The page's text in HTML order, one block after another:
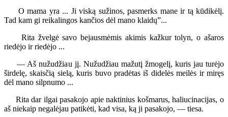
O mama yra ... Ji viską sužinos, pasmerks mane ir tą kūdikėlį.
Tad kam gi reikalingos kančios dėl mano klaidų”...
Rita žvelgė savo bejausmėmis akimis kažkur tolyn, o ašaros
riedėjo ir riedėjo ...
— Aš nužudžiau jį. Nužudžiau mažutį žmogelį, kuris jau turėjo
širdelę, skaisčią sielą, kuris buvo pradėtas iš didelės meilės ir miręs
dėl mano silpnumo ...
Rita dar ilgai pasakojo apie naktinius košmarus, haliucinacijas, o
aš niekaip negalėjau patikėti, kad visa, ką ji pasakojo, — tiesa.